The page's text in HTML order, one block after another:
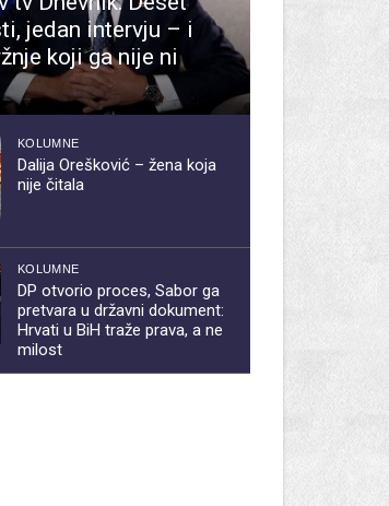
jedan intervju – i
koji ga nije ni
KOLUMNE
Dalija Orešković – žena koja
nije čitala
KOLUMNE
DP otvorio proces, Sabor ga
pretvara u državni dokument:
Hrvati u BiH traže prava, a ne
milost